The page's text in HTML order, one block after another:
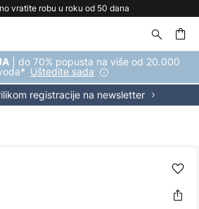
vratite robu u roku od 50 dana
| do 70% popusta na više od 20.000
Uštedite sada
registracije na newsletter